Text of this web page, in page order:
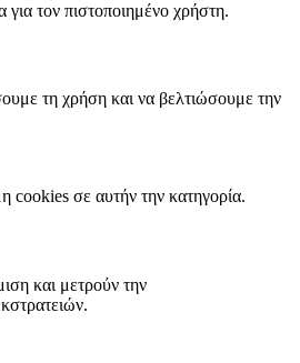
για τον πιστοποιημένο χρήστη.
τη χρήση και να βελτιώσουμε την
cookies σε αυτήν την κατηγορία.
και μετρούν την